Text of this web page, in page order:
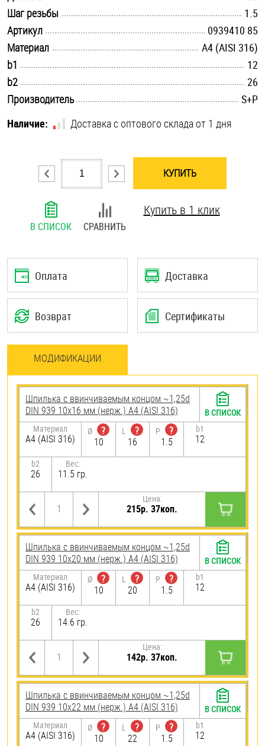
Такелаж
Хомуты
Шпильки
Шплинты
Штифты и пальцы
Шаг резьбы
1.5
Артикул
0939410 85
Материал
A4 (AISI 316)
b1
12
b2
26
Производитель
S+P
Наличие:
Доставка с оптового склада от 1 дня
КУПИТЬ
В СПИСОК СРАВНИТЬ
Купить в 1 клик
Оплата Доставка
Возврат Сертификаты
МОДИФИКАЦИИ
Шпилька c ввинчиваемым концом ~1,25d
DIN 939 10х16 мм (нерж.) A4 (AISI 316)
Материал
A4 (AISI 316)
Ø
?
10
L
?
16
P
?
1.5
b1
12
b2
26
Вес:
11.5 гр.
Цена:
215р. 37коп.
В СПИСОК
Шпилька c ввинчиваемым концом ~1,25d
DIN 939 10х20 мм (нерж.) A4 (AISI 316)
Материал
A4 (AISI 316)
Ø
?
10
L
?
20
P
?
1.5
b1
12
b2
26
Вес:
14.6 гр.
Цена:
142р. 37коп.
В СПИСОК
Шпилька c ввинчиваемым концом ~1,25d
DIN 939 10х22 мм (нерж.) A4 (AISI 316)
Материал
A4 (AISI 316)
Ø
?
10
L
?
22
P
?
1.5
b1
12
В СПИСОК